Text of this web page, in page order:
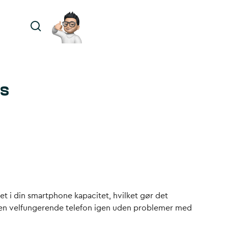
i din smartphone kapacitet, hvilket gør det
velfungerende telefon igen uden problemer med